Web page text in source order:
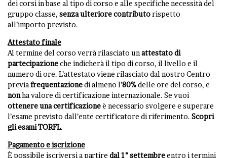
dei corsi in base al tipo di corso e alle specifiche necessità del
gruppo classe, senza ulteriore contributorispetto
all’importo previsto.
Attestato finale
Al termine del corso verrà rilasciato unattestato di
partecipazioneche indicherà il tipo di corso, il livello e il
numero di ore. L’attestato viene rilasciato dal nostro Centro
previafrequentazionedi almeno l’80%delle ore del corso, e
nonha valore di certificazione internazionale. Se vuoi
ottenere una certificazioneè necessario svolgere e superare
l’esame previsto dall’ente certificatore di riferimento. Scopri
gli esami TORFL.
Pagamento e iscrizione
È possibile iscriversi a partire dal 1° settembreentro i termini